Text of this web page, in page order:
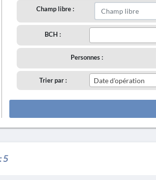
Champ libre :
BCH :
Personnes :
Trier par : Date d'opération
5